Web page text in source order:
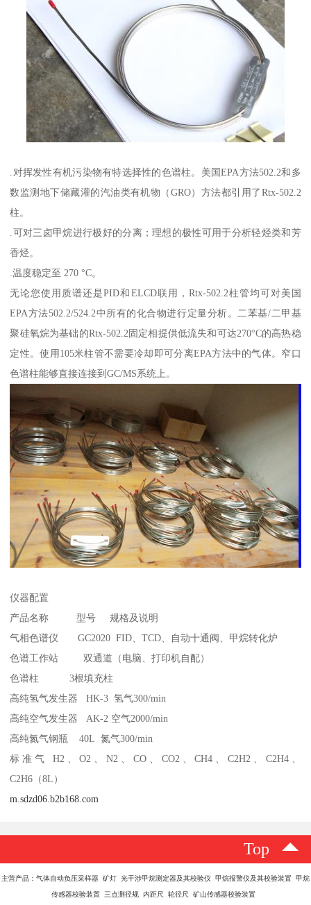
.对挥发性有机污染物有特选择性的色谱柱。美国EPA方法502.2和多
数监测地下储藏灌的汽油类有机物（GRO）方法都引用了Rtx-502.2
柱。
.可对三卤甲烷进行极好的分离；理想的极性可用于分析轻烃类和芳
香烃。
.温度稳定至 270 °C。
无论您使用质谱还是PID和ELCD联用，Rtx-502.2柱管均可对美国
EPA方法502.2/524.2中所有的化合物进行定量分析。二苯基/二甲基
聚硅氧烷为基础的Rtx-502.2固定相提供低流失和可达270°C的高热稳
定性。使用105米柱管不需要冷却即可分离EPA方法中的气体。窄口
色谱柱能够直接连接到GC/MS系统上。
仪器配置
产品名称 型号 规格及说明
气相色谱仪 GC2020 FID、TCD、自动十通阀、甲烷转化炉
色谱工作站 双通道（电脑、打印机自配）
色谱柱 3根填充柱
高纯氢气发生器 HK-3 氢气300/min
高纯空气发生器 AK-2 空气2000/min
高纯氮气钢瓶 40L 氮气300/min
标准气 H2、O2、N2、CO、CO2、CH4、C2H2、C2H4、
C2H6（8L）
m.sdzd06.b2b168.com
Top
主营产品：气体自动负压采样器 矿灯 光干涉甲烷测定器及其校验仪 甲烷报警仪及其校验装置 甲烷
传感器校验装置 三点测径规 内距尺 轮径尺 矿山传感器校验装置